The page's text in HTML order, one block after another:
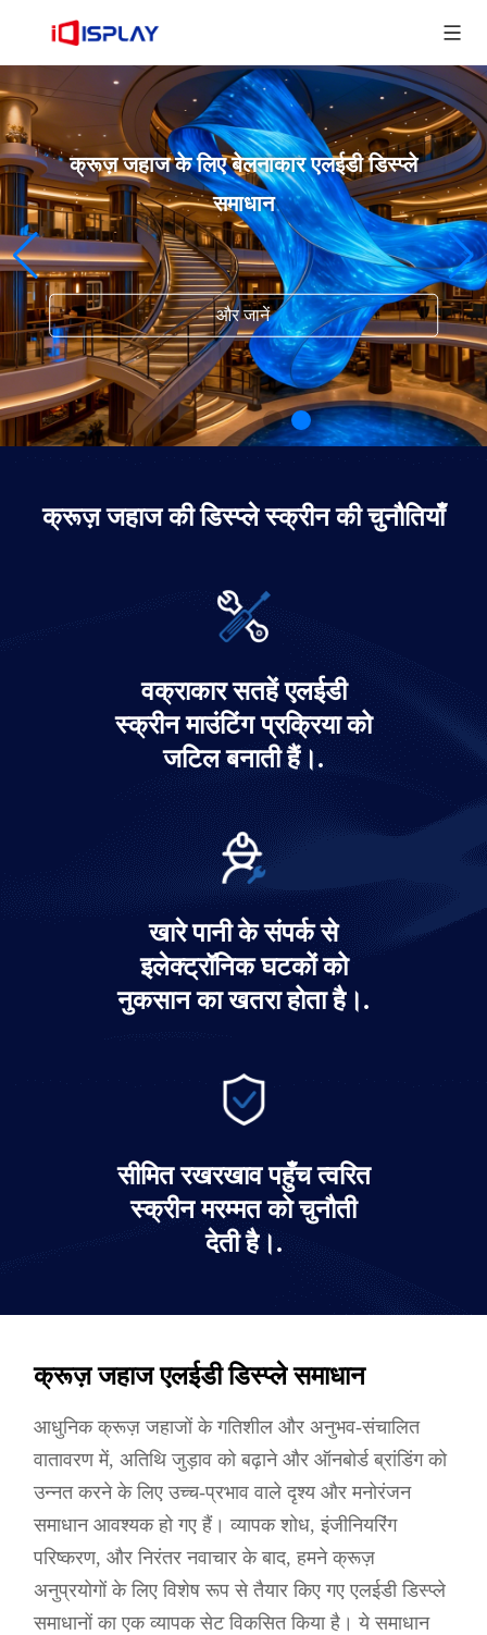
क्रूज़ जहाज के लिए बेलनाकार एलईडी डिस्प्ले
समाधान
और जानें
समाधान
और जानें
क्रूज़ जहाज की डिस्प्ले स्क्रीन की चुनौतियाँ
वक्राकार सतहें एलईडी
स्क्रीन माउंटिंग प्रक्रिया को
जटिल बनाती हैं।.
खारे पानी के संपर्क से
इलेक्ट्रॉनिक घटकों को
नुकसान का खतरा होता है।.
सीमित रखरखाव पहुँच त्वरित
स्क्रीन मरम्मत को चुनौती
देती है।.
क्रूज़ जहाज एलईडी डिस्प्ले समाधान
आधुनिक क्रूज़ जहाजों के गतिशील और अनुभव-संचालित
वातावरण में, अतिथि जुड़ाव को बढ़ाने और ऑनबोर्ड ब्रांडिंग को
उन्नत करने के लिए उच्च-प्रभाव वाले दृश्य और मनोरंजन
समाधान आवश्यक हो गए हैं। व्यापक शोध, इंजीनियरिंग
परिष्करण, और निरंतर नवाचार के बाद, हमने क्रूज़
अनुप्रयोगों के लिए विशेष रूप से तैयार किए गए एलईडी डिस्प्ले
समाधानों का एक व्यापक सेट विकसित किया है। ये समाधान